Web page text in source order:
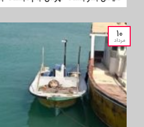
۱۰
مرداد